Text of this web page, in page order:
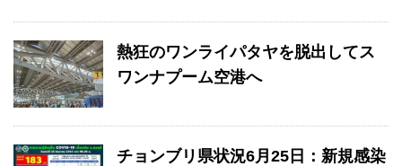
熱狂のワンライパタヤを脱出してス
ワンナプーム空港へ
チョンブリ県状況6月25日：新規感染